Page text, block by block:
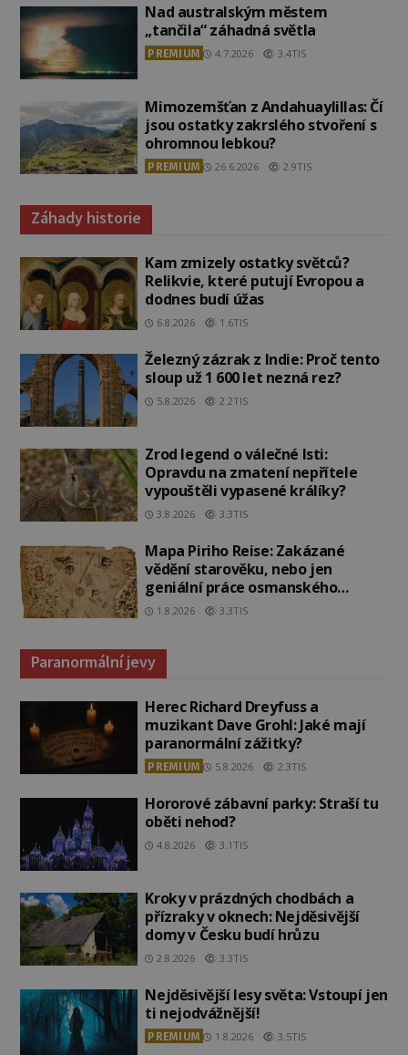
Nad australským městem
„tančila“ záhadná světla
PREMIUM 4.7.2026 3.4TIS
Mimozemšťan z Andahuaylillas: Čí
jsou ostatky zakrslého stvoření s
ohromnou lebkou?
PREMIUM 26.6.2026 2.9TIS
Záhady historie
Kam zmizely ostatky světců?
Relikvie, které putují Evropou a
dodnes budí úžas
6.8.2026 1.6TIS
Železný zázrak z Indie: Proč tento
sloup už 1 600 let nezná rez?
5.8.2026 2.2TIS
Zrod legend o válečné lsti:
Opravdu na zmatení nepřítele
vypouštěli vypasené králíky?
3.8.2026 3.3TIS
Mapa Piriho Reise: Zakázané
vědění starověku, nebo jen
geniální práce osmanského
admirála?
1.8.2026 3.3TIS
Paranormální jevy
Herec Richard Dreyfuss a
muzikant Dave Grohl: Jaké mají
paranormální zážitky?
PREMIUM 5.8.2026 2.3TIS
Hororové zábavní parky: Straší tu
oběti nehod?
4.8.2026 3.1TIS
Kroky v prázdných chodbách a
přízraky v oknech: Nejděsivější
domy v Česku budí hrůzu
2.8.2026 3.3TIS
Nejděsivější lesy světa: Vstoupí jen
ti nejodvážnější!
PREMIUM 1.8.2026 3.5TIS